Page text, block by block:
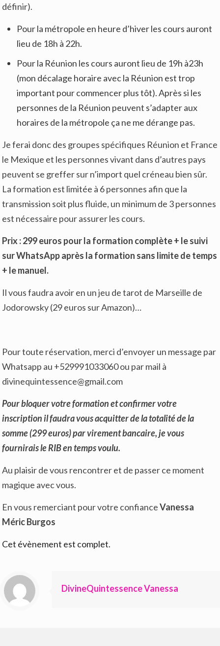
définir).
Pour la métropole en heure d’hiver les cours auront
lieu de 18h à 22h.
Pour la Réunion les cours auront lieu de 19h à23h
(mon décalage horaire avec la Réunion est trop
important pour commencer plus tôt). Après si les
personnes de la Réunion peuvent s’adapter aux
horaires de la métropole ça ne me dérange pas.
Je ferai donc des groupes spécifiques Réunion et France
le Mexique et les personnes vivant dans d’autres pays
peuvent se greffer sur n’import quel créneau bien sûr.
La formation est limitée à 6 personnes afin que la
transmission soit plus fluide, un minimum de 3 personnes
est nécessaire pour assurer les cours.
Prix : 299 euros pour la formation complète + le suivi
sur WhatsApp après la formation sans limite de temps
+ le manuel.
Il vous faudra avoir en un jeu de tarot de Marseille de
Jodorowsky (29 euros sur Amazon)…
Pour toute réservation, merci d’envoyer un message par
Whatsapp au +529991033060 ou par mail à
divinequintessence@gmail.com
Pour bloquer votre formation et confirmer votre
inscription il faudra vous acquitter de la totalité de la
somme (299 euros) par virement bancaire, je vous
fournirais le RIB en temps voulu.
Au plaisir de vous rencontrer et de passer ce moment
magique avec vous.
En vous remerciant pour votre confianceVanessa
Méric Burgos
Cet évènement est complet.
DivineQuintessence Vanessa